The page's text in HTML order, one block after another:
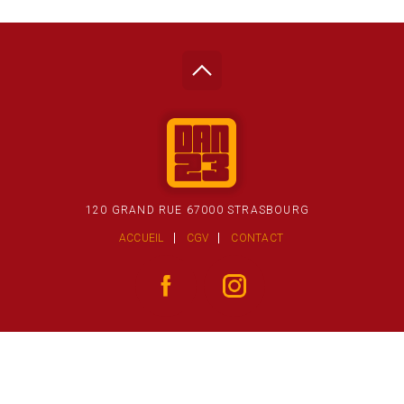
120 GRAND RUE 67000 STRASBOURG
ACCUEIL CGV CONTACT